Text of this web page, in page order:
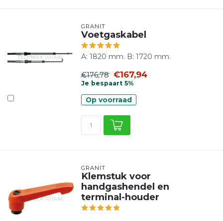
GRANIT
Voetgaskabel
A: 1820 mm. B: 1720 mm.
€176,78 €167,94
Je bespaart 5%
Op voorraad
GRANIT
Klemstuk voor
handgashendel en
terminal-houder